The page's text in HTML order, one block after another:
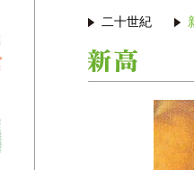
二十世紀